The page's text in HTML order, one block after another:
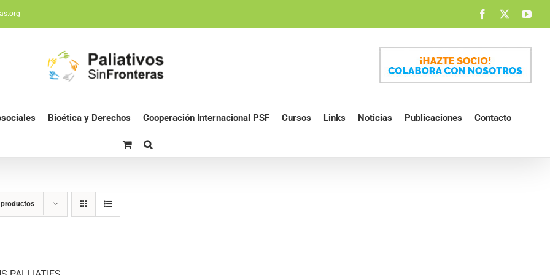
Facebook
Bioética y Derechos Cooperación Internacional PSF Cursos Links Noticias Publicaciones Contacto